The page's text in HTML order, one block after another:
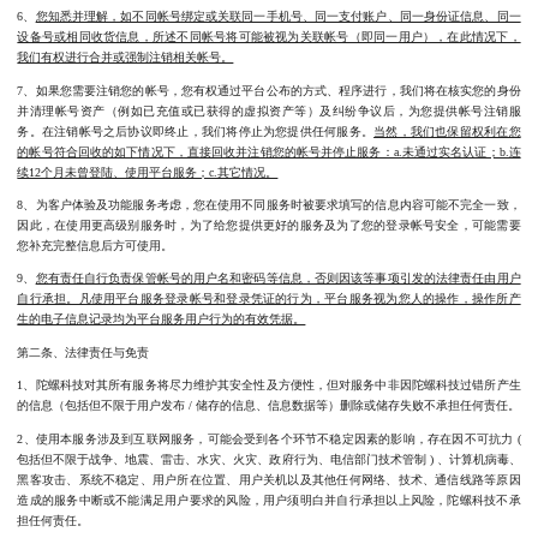
6、 您知悉并理解，如不同帐号绑定或关联同一手机号、同一支付账户、同一身份证信息、同一
设备号或相同收货信息，所述不同帐号将可能被视为关联帐号（即同一用户），在此情况下，
我们有权进行合并或强制注销相关帐号。
7、如果您需要注销您的帐号，您有权通过平台公布的方式、程序进行，我们将在核实您的身份
并清理帐号资产（例如已充值或已获得的虚拟资产等）及纠纷争议后，为您提供帐号注销服
务。在注销帐号之后协议即终止，我们将停止为您提供任何服务。 当然，我们也保留权利在您
的帐号符合回收的如下情况下，直接回收并注销您的帐号并停止服务：a.未通过实名认证；b.连
续12个月未曾登陆、使用平台服务；c.其它情况。
8、为客户体验及功能服务考虑，您在使用不同服务时被要求填写的信息内容可能不完全一致，
因此，在使用更高级别服务时，为了给您提供更好的服务及为了您的登录帐号安全，可能需要
您补充完整信息后方可使用。
9、 您有责任自行负责保管帐号的用户名和密码等信息，否则因该等事项引发的法律责任由用户
自行承担。凡使用平台服务登录帐号和登录凭证的行为，平台服务视为您人的操作，操作所产
生的电子信息记录均为平台服务用户行为的有效凭据。
第二条、法律责任与免责
1、陀螺科技对其所有服务将尽力维护其安全性及方便性，但对服务中非因陀螺科技过错所产生
的信息（包括但不限于用户发布 / 储存的信息、信息数据等）删除或储存失败不承担任何责任。
2、使用本服务涉及到互联网服务，可能会受到各个环节不稳定因素的影响，存在因不可抗力 (
包括但不限于战争、地震、雷击、水灾、火灾、政府行为、电信部门技术管制 ) 、计算机病毒、
黑客攻击、系统不稳定、用户所在位置、用户关机以及其他任何网络、技术、通信线路等原因
造成的服务中断或不能满足用户要求的风险，用户须明白并自行承担以上风险，陀螺科技不承
担任何责任。